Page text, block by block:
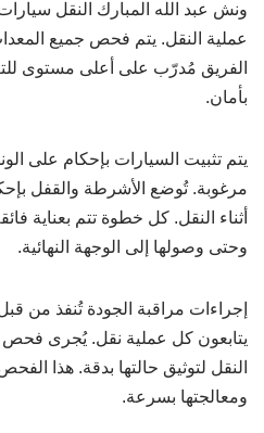
ونش عبد الله المبارك النقل
عملية النقل. يتم فحص جميع
الفريق مُدرّب على أعلى مستوى
بأمان.
يتم تثبيت السيارات بإحكام على
مرغوبة. تُوضع الأشرطة والقفل
أثناء النقل. كل خطوة تتم بعناية
وحتى وصولها إلى الوجهة النهائية.
إجراءات مراقبة الجودة تُنفذ من
يتابعون كل عملية نقل. يُجرى فحص
النقل لتوثيق حالتها بدقة. هذا
ومعالجتها بسرعة.